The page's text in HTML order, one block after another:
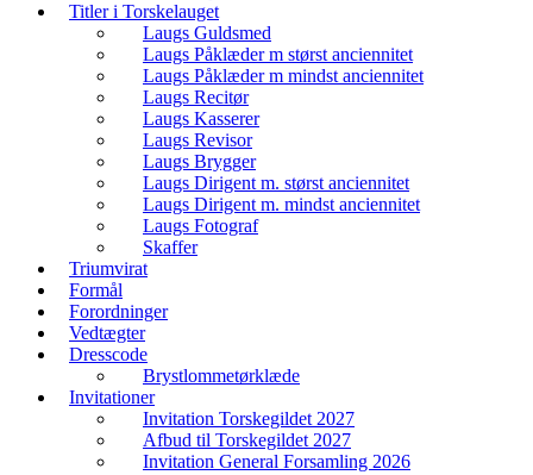
Titler i Torskelauget
Laugs Guldsmed
Laugs Påklæder m størst anciennitet
Laugs Påklæder m mindst anciennitet
Laugs Recitør
Laugs Kasserer
Laugs Revisor
Laugs Brygger
Laugs Dirigent m. størst anciennitet
Laugs Dirigent m. mindst anciennitet
Laugs Fotograf
Skaffer
Triumvirat
Formål
Forordninger
Vedtægter
Dresscode
Brystlommetørklæde
Invitationer
Invitation Torskegildet 2027
Afbud til Torskegildet 2027
Invitation General Forsamling 2026